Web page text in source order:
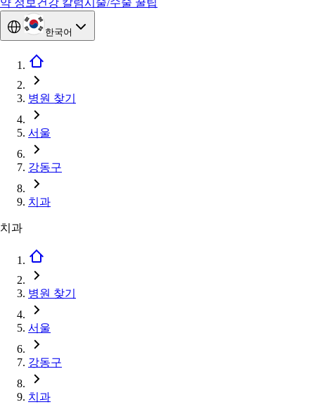
약 정보 건강 칼럼시술/수술 꿀팁
한국어
병원 찾기
서울
강동구
치과
치과
병원 찾기
서울
강동구
치과